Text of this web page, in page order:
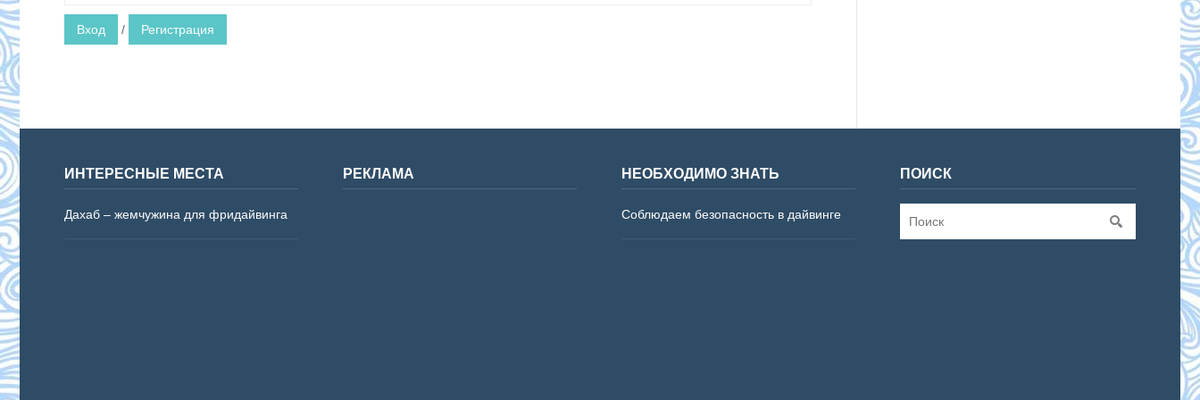
Вход / Регистрация
ИНТЕРЕСНЫЕ МЕСТА
Дахаб – жемчужина для фридайвинга
РЕКЛАМА НЕОБХОДИМО ЗНАТЬ
Соблюдаем безопасность в дайвинге
ПОИСК